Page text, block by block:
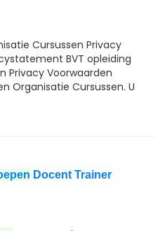
Cursussen Privacy
BVT opleiding
Privacy Voorwaarden
Organisatie Cursussen. U
Docent Trainer